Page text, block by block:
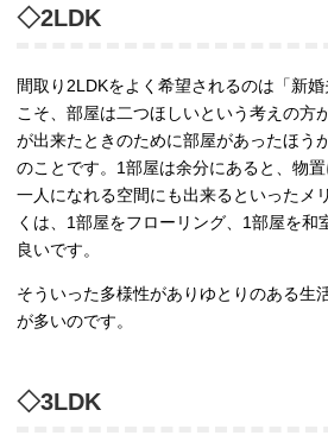
◇2LDK
間取り2LDKをよく希望されるのは「新
こそ、部屋は二つほしいという考えの方
が出来たときのために部屋があったほう
のことです。1部屋は余分にあると、物
一人になれる空間にも出来るといったメ
くは、1部屋をフローリング、1部屋を和
良いです。
そういった多様性がありゆとりのある生
が多いのです。
◇3LDK